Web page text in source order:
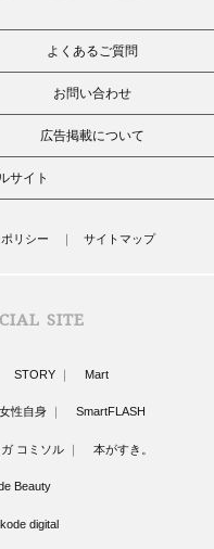
よくあるご質問
お問い合わせ
広告掲載について
サイト
リシー サイトマップ
SITE
STORY Mart
女性自身 SmartFLASH
コミソル 本がすき。
Beauty
digital